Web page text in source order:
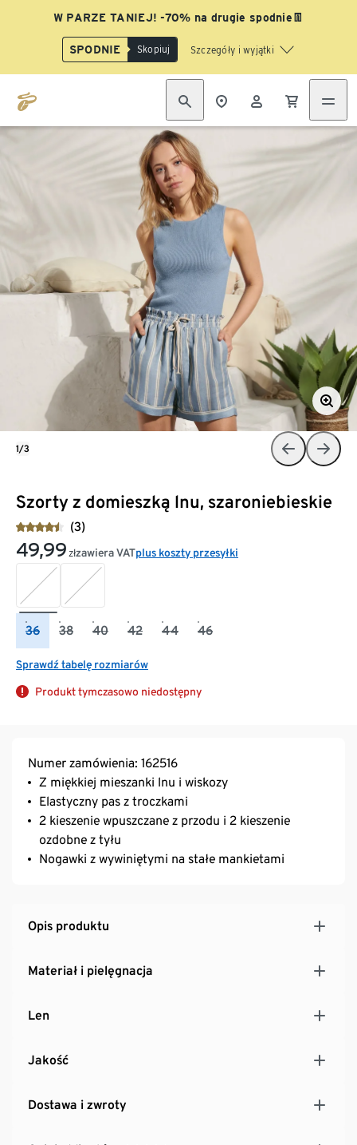
W PARZE TANIEJ! -70% na drugie spodnie👖
SPODNIE Skopiuj Szczegóły i wyjątki
Szorty z domieszką lnu, szaroniebieskie
(3)
49,99 złzawiera VATplus koszty przesyłki
36 38 40 42 44 46
Sprawdź tabelę rozmiarów
Produkt tymczasowo niedostępny
1/3
Numer zamówienia: 162516
Z miękkiej mieszanki lnu i wiskozy
Elastyczny pas z troczkami
2 kieszenie wpuszczane z przodu i 2 kieszenie
ozdobne z tyłu
Nogawki z wywiniętymi na stałe mankietami
Opis produktu
Materiał i pielęgnacja
Len
Jakość
Dostawa i zwroty